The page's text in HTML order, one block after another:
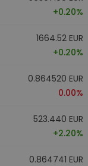
+0.20%
1664.52 EUR
+0.20%
0.864520 EUR
0.00%
523.440 EUR
+2.20%
0.864741 EUR